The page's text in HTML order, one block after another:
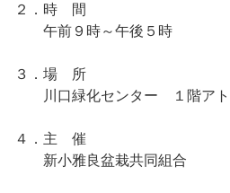
２．時 間
午前９時～午後５時
３．場 所
川口緑化センター １階アト
４．主 催
新小雅良盆栽共同組合